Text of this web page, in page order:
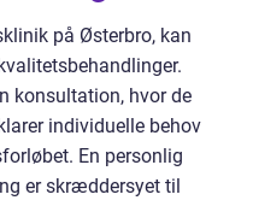
på Østerbro, kan
konsultation, hvor de
individuelle behov
En personlig
er skræddersyet til